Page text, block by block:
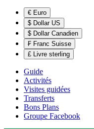
€ Euro
$ Dollar US
$ Dollar Canadien
₣ Franc Suisse
£ Livre sterling
Guide
Activités
Visites guidées
Transferts
Bons Plans
Groupe Facebook